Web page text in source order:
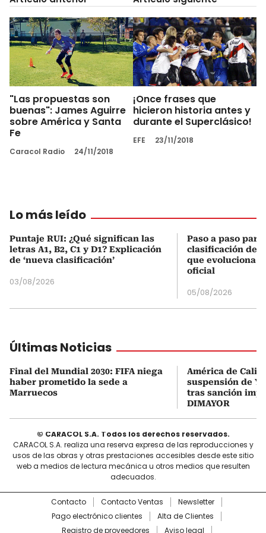
"Las propuestas son
buenas": James Aguirre
sobre América y Santa
Fe
Caracol Radio 24/11/2018
¡Once frases que
hicieron historia antes y
durante el Superclásico!
EFE 23/11/2018
Lo más leído
Puntaje RUI: ¿Qué significan las
letras A1, B2, C1 y D1? Explicación
de ‘nueva clasificación’
03/08/2026
Paso a paso
clasificación del
que evoluciona
oficial
05/08/2026
Últimas Noticias
Final del Mundial 2030: FIFA niega
haber prometido la sede a
Marruecos
América de Cali
suspensión de
tras sanción
DIMAYOR
© CARACOL S.A. Todos los derechos reservados.
CARACOL S.A. realiza una reserva expresa de las reproducciones y
usos de las obras y otras prestaciones accesibles desde este sitio
web a medios de lectura mecánica u otros medios que resulten
adecuados.
Contacto Contacto Ventas
Newsletter
Pago electrónico clientes
Alta de Clientes
Registro de proveedores
Aviso legal